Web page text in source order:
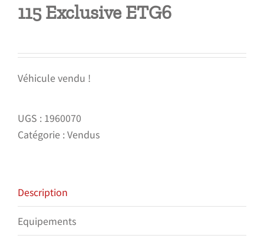
115 Exclusive ETG6
Véhicule vendu !
UGS : 1960070
Catégorie :Vendus
Description
Equipements